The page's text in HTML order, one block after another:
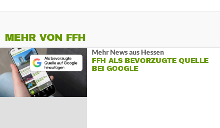
MEHR VON FFH
Mehr News aus Hessen
FFH ALS BEVORZUGTE QUELLE
BEI GOOGLE